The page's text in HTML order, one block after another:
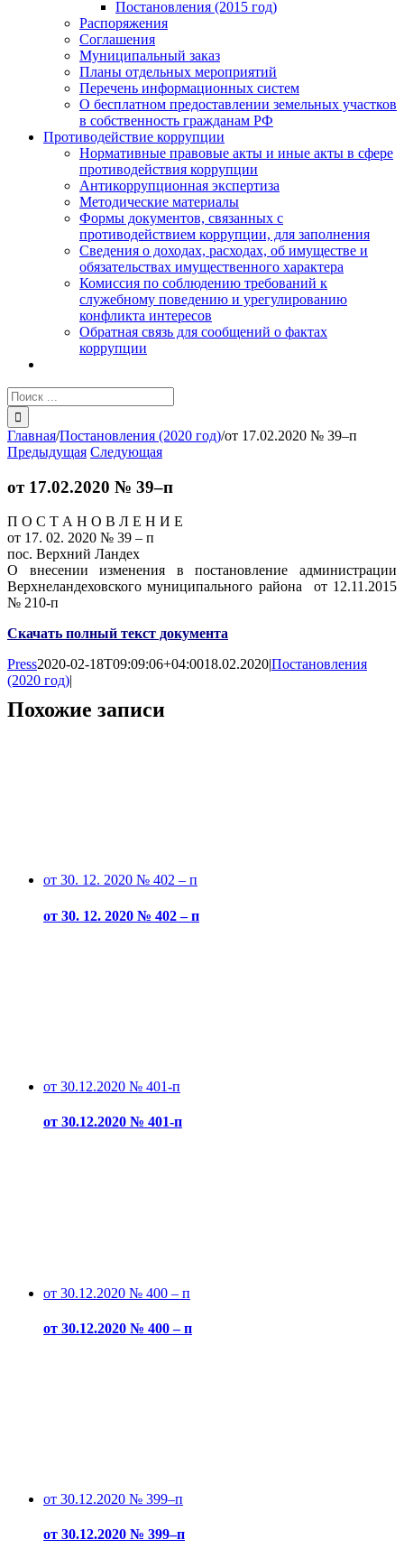
Постановления (2015 год)
Распоряжения
Соглашения
Муниципальный заказ
Планы отдельных мероприятий
Перечень информационных систем
О бесплатном предоставлении земельных участков
в собственность гражданам РФ
Противодействие коррупции
Нормативные правовые акты и иные акты в сфере
противодействия коррупции
Антикоррупционная экспертиза
Методические материалы
Формы документов, связанных с
противодействием коррупции, для заполнения
Сведения о доходах, расходах, об имуществе и
обязательствах имущественного характера
Комиссия по соблюдению требований к
служебному поведению и урегулированию
конфликта интересов
Обратная связь для сообщений о фактах
коррупции
Результат
поиска:
Главная/Постановления (2020 год)/от 17.02.2020 № 39–п
Предыдущая Следующая
от 17.02.2020 № 39–п
П О С Т А Н О В Л Е Н И Е
от 17. 02. 2020 № 39 – п
пос. Верхний Ландех
О внесении изменения в постановление администрации
Верхнеландеховского муниципального района от 12.11.2015
№ 210-п
Скачать полный текст документа
Press2020-02-18T09:09:06+04:0018.02.2020|Постановления
(2020 год)|
Похожие записи
от 30. 12. 2020 № 402 – п
от 30. 12. 2020 № 402 – п
от 30.12.2020 № 401-п
от 30.12.2020 № 401-п
от 30.12.2020 № 400 – п
от 30.12.2020 № 400 – п
от 30.12.2020 № 399–п
от 30.12.2020 № 399–п